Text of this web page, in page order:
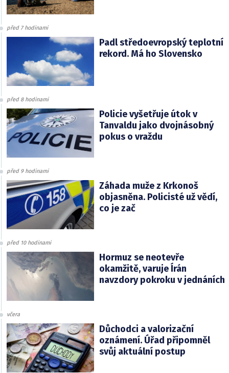
před 7 hodinami
Padl středoevropský teplotní
rekord. Má ho Slovensko
před 8 hodinami
Policie vyšetřuje útok v
Tanvaldu jako dvojnásobný
pokus o vraždu
před 9 hodinami
Záhada muže z Krkonoš
objasněna. Policisté už vědí,
co je zač
před 10 hodinami
Hormuz se neotevře
okamžitě, varuje Írán
navzdory pokroku v jednáních
včera
Důchodci a valorizační
oznámení. Úřad připomněl
svůj aktuální postup